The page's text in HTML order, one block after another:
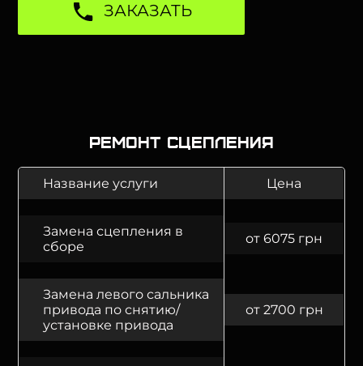
ЗАКАЗАТЬ
Ремонт сцепления
Название услуги Цена
Замена сцепления в
сборе
от 6075 грн
Замена левого сальника
привода по снятию/
установке привода
от 2700 грн